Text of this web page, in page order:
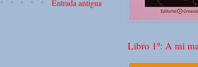
Entrada antigua
Libro 1º: A mi